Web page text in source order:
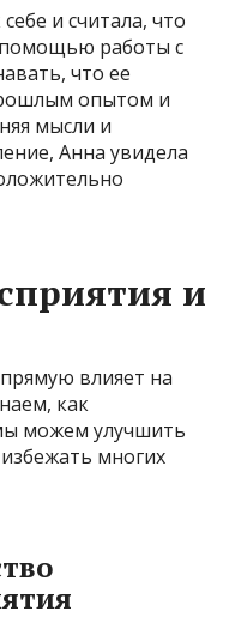
и считала, что
помощью работы с
что ее
опытом и
мысли и
Анна увидела
и
влияет на
как
можем улучшить
многих